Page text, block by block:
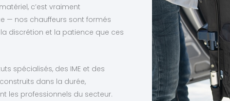
c’est vraiment
— nos chauffeurs sont formés
discrétion et la patience que ces
spécialisés, des IME et des
dans la durée,
les professionnels du secteur.